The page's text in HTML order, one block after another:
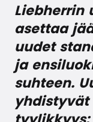
Liebherrin
asettaa
uudet
ja
suhteen.